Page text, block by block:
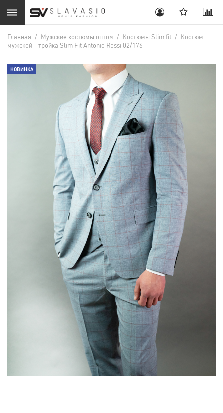
Главная / Мужские костюмы оптом / Костюмы Slim fit / Костюм
мужской - тройка Slim Fit Antonio Rossi 02/176
НОВИНКА